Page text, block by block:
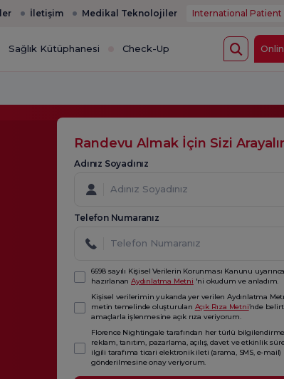
İletişim Medikal Teknolojiler International Patient
Sağlık Kütüphanesi Check-Up
Randevu Almak İçin Sizi
Adınız Soyadınız
Telefon Numaranız
6698 sayılı Kişisel Verilerin Korunması Kanunu uyarınca
hazırlananAydınlatma Metni 'ni okudum ve anladım.
Kişisel verilerimin yukarıda yer verilen Aydınlatma
metin temelinde oluşturulan Açık Rıza Metni’nde
amaçlarla işlenmesine açık rıza veriyorum.
Florence Nightingale tarafından her türlü
reklam, tanıtım, pazarlama, açılış, davet ve etkinlik
ilgili tarafıma ticari elektronik ileti (arama, SMS, e-mail)
gönderilmesine onay veriyorum.